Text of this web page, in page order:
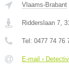
Vlaams-Brabant
Ridderslaan 7
Tel: 0477 74 76
E-mail ›